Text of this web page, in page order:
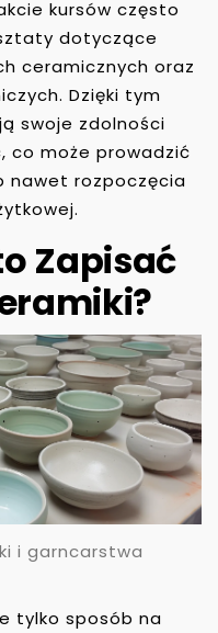
kursów często
dotyczące
ceramicznych oraz
Dzięki tym
swoje zdolności
co może prowadzić
nawet rozpoczęcia
Zapisać
i garncarstwa
tylko sposób na